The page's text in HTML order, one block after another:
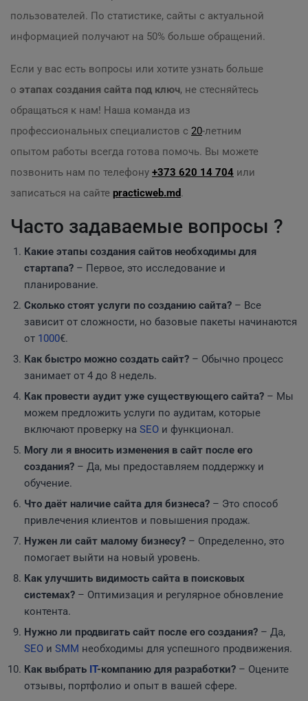
пользователей. По статистике, сайты с актуальной
информацией получают на 50% больше обращений.
Если у вас есть вопросы или хотите узнать больше
о этапах создания сайта под ключ, не стесняйтесь
обращаться к нам! Наша команда из
профессиональных специалистов с 20-летним
опытом работы всегда готова помочь. Вы можете
позвонить нам по телефону +373 620 14 704 или
записаться на сайте practicweb.md.
Часто задаваемые вопросы ?
Какие этапы создания сайтов необходимы для
стартапа? – Первое, это исследование и
планирование.
Сколько стоят услуги по созданию сайта? – Все
зависит от сложности, но базовые пакеты начинаются
от 1000€.
Как быстро можно создать сайт? – Обычно процесс
занимает от 4 до 8 недель.
Как провести аудит уже существующего сайта? – Мы
можем предложить услуги по аудитам, которые
включают проверку на SEO и функционал.
Могу ли я вносить изменения в сайт после его
создания? – Да, мы предоставляем поддержку и
обучение.
Что даёт наличие сайта для бизнеса? – Это способ
привлечения клиентов и повышения продаж.
Нужен ли сайт малому бизнесу? – Определенно, это
помогает выйти на новый уровень.
Как улучшить видимость сайта в поисковых
системах? – Оптимизация и регулярное обновление
контента.
Нужно ли продвигать сайт после его создания? – Да,
SEO и SMM необходимы для успешного продвижения.
Как выбрать IT-компанию для разработки? – Оцените
отзывы, портфолио и опыт в вашей сфере.